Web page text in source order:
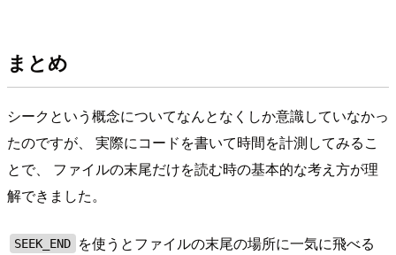
まとめ
シークという概念についてなんとなくしか意識していなかっ
たのですが、 実際にコードを書いて時間を計測してみるこ
とで、 ファイルの末尾だけを読む時の基本的な考え方が理
解できました。
SEEK_END
を使うとファイルの末尾の場所に一気に飛べる